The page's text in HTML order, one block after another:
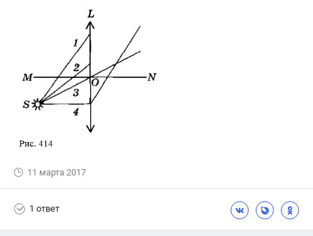
11 марта 2017
1 ответ